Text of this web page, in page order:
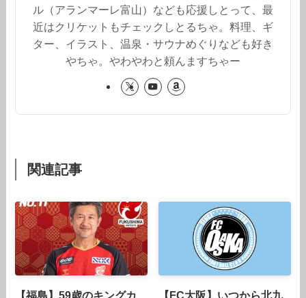
ル（アランマーレ富山）なども応援しとって、最
近はクリケットもチェックしとるちゃ。料理、ギ
ター、イラスト、温泉・サウナめぐりなども好き
やちゃ。やわやわと頼んますちゃー
関連記事
【福島】59歳のキングカ
【FC大阪】いつから北九